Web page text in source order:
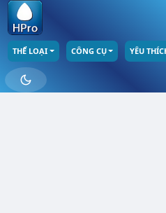
THỂ LOẠI CÔNG CỤ YÊU